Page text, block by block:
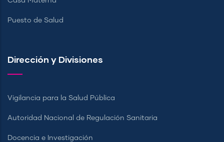
Puesto de Salud
Dirección y Divisiones
Vigilancia para la Salud Pública
Autoridad Nacional de Regulación Sanitaria
Docencia e Investigación